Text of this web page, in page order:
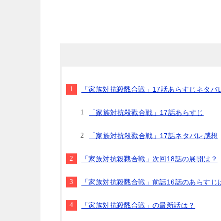
「家族対抗殺戮合戦」17話あらすじネタバ
「家族対抗殺戮合戦」17話あらすじ
「家族対抗殺戮合戦」17話ネタバレ感想
「家族対抗殺戮合戦」次回18話の展開は？
「家族対抗殺戮合戦」前話16話のあらすじ
「家族対抗殺戮合戦」の最新話は？